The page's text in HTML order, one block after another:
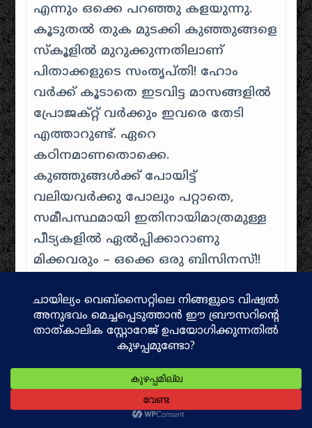
എന്നും ഒക്കെ പറഞ്ഞു കളയുന്നു.
കൂടുതൽ തുക മുടക്കി കുഞ്ഞുങ്ങളെ
സ്കൂളിൽ മുറുക്കുന്നതിലാണ്
പിതാക്കളുടെ സംതൃപ്തി! ഹോം
വർക്ക് കൂടാതെ ഇടവിട്ട മാസങ്ങളിൽ
പ്രോജക്റ്റ് വർക്കും ഇവരെ തേടി
എത്താറുണ്ട്. ഏറെ
കഠിനമാണതൊക്കെ.
കുഞ്ഞുങ്ങൾക്ക് പോയിട്ട്
വലിയവർക്കു പോലും പറ്റാതെ,
സമീപസ്ഥമായി ഇതിനായിമാത്രമുള്ള
പീട്യകളിൽ ഏൽപ്പിക്കാറാണു
മിക്കവരും – ഒക്കെ ഒരു ബിസിനസ്!!
അവളെ തനിച്ചാക്കി നാട്ടിൽ വിട്ട്
നല്ലൊരു ഗവണ്മെന്റ് സ്കൂളിൽ
ചേർക്കാൻ എന്തായാലും പറ്റില്ല.
നാട്ടിൽ തന്നെ പഠിപ്പിക്കണം
എന്നതായിരുന്നു ആഗ്രഹവും.
കോടോത്ത് ഗവണ്മെന്റ് സ്കൂളിൽ